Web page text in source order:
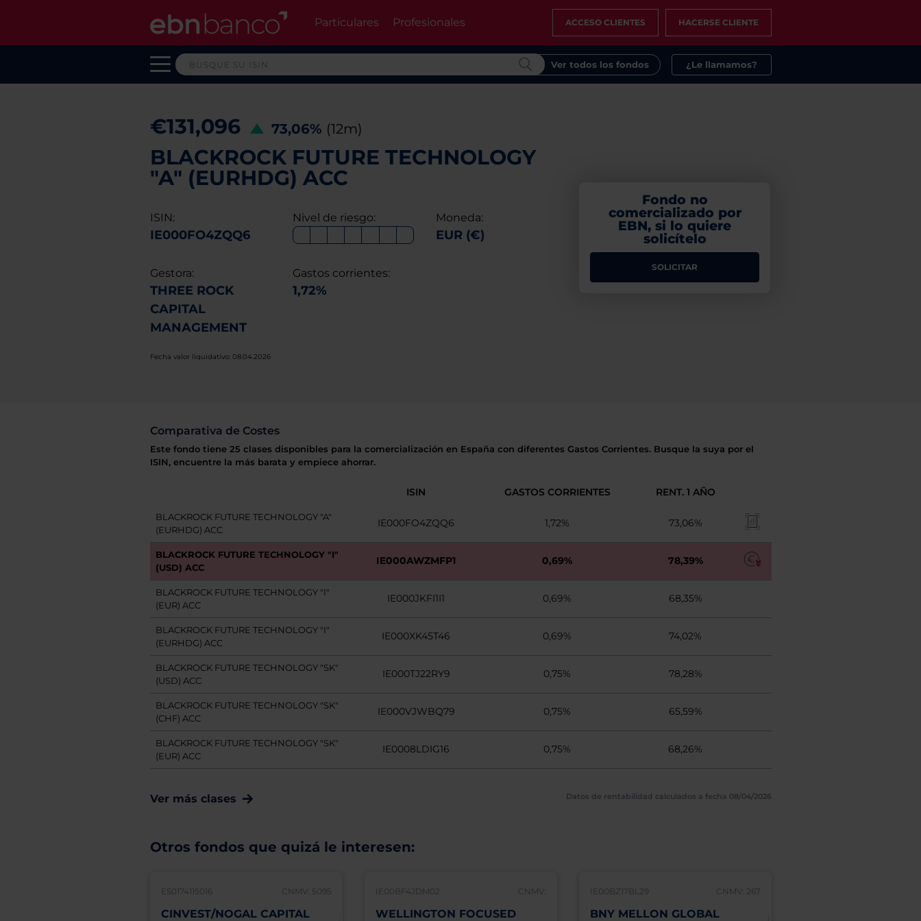
Particulares Profesionales ACCESO CLIENTES HACERSE CLIENTE
Ver todos los fondos ¿Le llamamos?
€131,096 73,06% (12m)
BLACKROCK FUTURE TECHNOLOGY
"A" (EURHDG) ACC
ISIN:
IE000FO4ZQQ6
Nivel de riesgo: Moneda:
EUR (€)
Gestora:
THREE ROCK
CAPITAL
MANAGEMENT
Gastos corrientes:
1,72%
Fecha valor liquidativo: 08.04.2026
Fondo no
comercializado por
EBN, si lo quiere
solicítelo
SOLICITAR
Comparativa de Costes
Este fondo tiene 25 clases disponibles para la comercialización en España con diferentes Gastos Corrientes. Busque la suya por el
ISIN, encuentre la más barata y empiece ahorrar.
ISIN GASTOS CORRIENTES RENT. 1 AÑO
BLACKROCK FUTURE TECHNOLOGY "A"
(EURHDG) ACC
IE000FO4ZQQ6 1,72% 73,06%
BLACKROCK FUTURE TECHNOLOGY "I"
(USD) ACC
IE000AWZMFP1 0,69% 78,39%
BLACKROCK FUTURE TECHNOLOGY "I"
(EUR) ACC
IE000JKFI1I1 0,69% 68,35%
BLACKROCK FUTURE TECHNOLOGY "I"
(EURHDG) ACC
IE000XK45T46 0,69% 74,02%
BLACKROCK FUTURE TECHNOLOGY "SK"
(USD) ACC
IE000TJ22RY9 0,75% 78,28%
BLACKROCK FUTURE TECHNOLOGY "SK"
(CHF) ACC
IE000VJWBQ79 0,75% 65,59%
BLACKROCK FUTURE TECHNOLOGY "SK"
(EUR) ACC
IE0008LDIG16 0,75% 68,26%
Ver más clases Datos de rentabilidad calculados a fecha 08/04/2026
Otros fondos que quizá le interesen:
ES0174115016 CNMV: 5095
CINVEST/NOGAL CAPITAL
IE00BF4JDM02 CNMV:
WELLINGTON FOCUSED
IE00BZ17BL29 CNMV: 267
BNY MELLON GLOBAL